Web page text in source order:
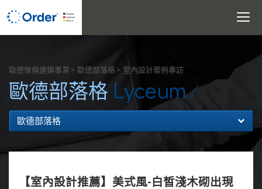
Toggle
歐德傢俱連鎖事業 歐德部落格 室內設計案例專訪
歐德部落格 Lyceum
歐德部落格
【室內設計推薦】美式風-白皙淺木砌出現